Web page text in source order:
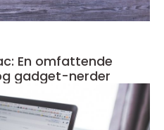
En omfattende
gadget-nerder